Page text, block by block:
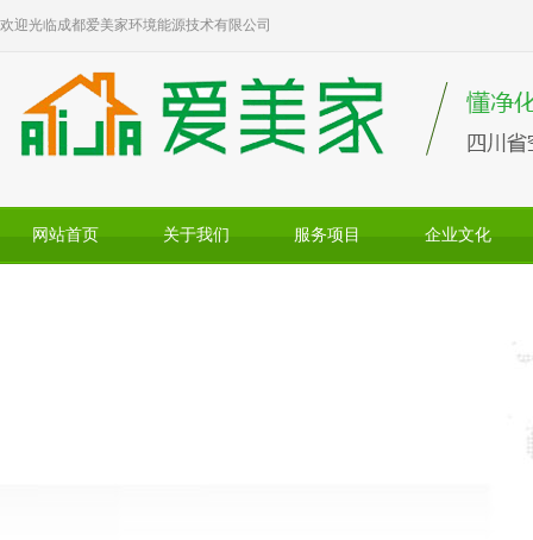
欢迎光临成都爱美家环境能源技术有限公司
网站首页 关于我们 服务项目 企业文化